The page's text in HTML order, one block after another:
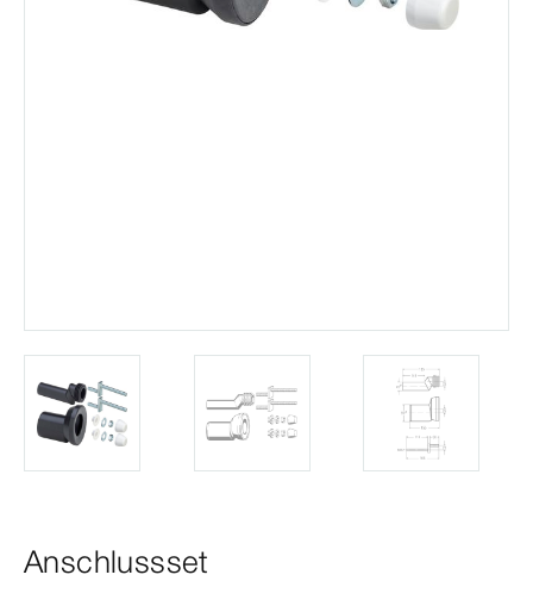
Anschlussset